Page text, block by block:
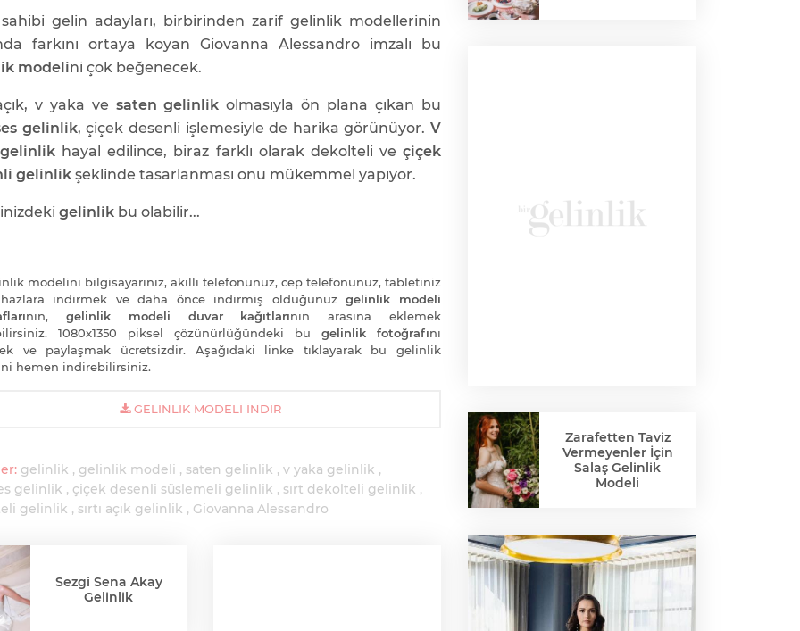
gelin adayları, birbirinden zarif gelinlik modellerinin
farkını ortaya koyan Giovanna Alessandro imzalı bu
modelini çok beğenecek.
v yaka ve saten gelinlik olmasıyla ön plana çıkan bu
gelinlik, çiçek desenli işlemesiyle de harika görünüyor. V
hayal edilince, biraz farklı olarak dekolteli veçiçek
gelinlik şeklinde tasarlanması onu mükemmel yapıyor.
gelinlik bu olabilir...
modelini bilgisayarınız, akıllı telefonunuz, cep telefonunuz, tabletiniz
indirmek ve daha önce indirmiş olduğunuzgelinlik modeli
nın, gelinlik modeli duvar kağıtlarının arasına eklemek
1080x1350 piksel çözünürlüğündeki bu gelinlik fotoğrafını
ve paylaşmak ücretsizdir. Aşağıdaki linke tıklayarak bu gelinlik
hemen indirebilirsiniz.
GELINLIK MODELI İNDIR
gelinlik gelinlik modeli saten gelinlik
v yaka gelinlik
gelinlik
çiçek desenli süslemeli gelinlik
sırt dekolteli gelinlik
gelinlik
sırtı açık gelinlik Giovanna Alessandro
Sezgi Sena Akay
Gelinlik
Zarafetten Taviz
Vermeyenler İçin
Salaş Gelinlik
Modeli